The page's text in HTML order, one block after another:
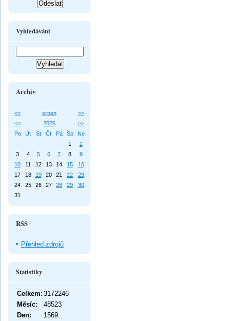
Vyhledávání
Archiv
<< srpen
>>
<<
2026
>>
Po
Út St Čt Pá So
Ne
1
2
3
4 5 6 7 8
9
10
11 12 13 14 15
16
17
18 19 20 21 22
23
24
25 26 27 28 29
30
31
RSS
Přehled zdrojů
Statistiky
Celkem: 3172246
Měsíc:
48523
Den:
1569